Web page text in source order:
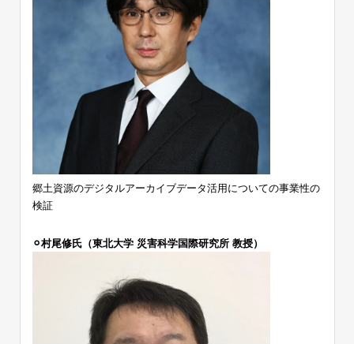
郷土資源のデジタルアーカイブデータ活用についての事業性の
検証
⚪︎村尾修氏（東北大学 災害科学国際研究所 教授）